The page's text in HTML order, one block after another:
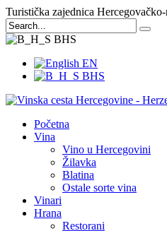
Turistička zajednica
BHS
EN
BHS
Početna
Vina
Vino u Hercegovini
Žilavka
Blatina
Ostale sorte vina
Vinari
Hrana
Restorani